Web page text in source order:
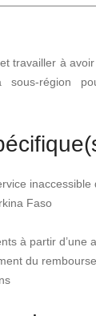
travailler à
région
inaccessible
Faso
à partir d’une
du